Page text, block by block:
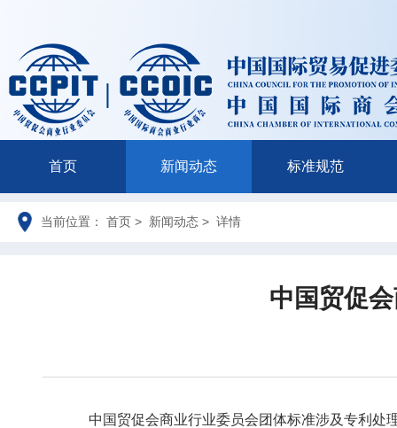
首页 新闻动态 标准规范
当前位置： 首页 > 新闻动态 > 详情
中国贸促
中国贸促会商业行业委员会团体标准涉及专利处